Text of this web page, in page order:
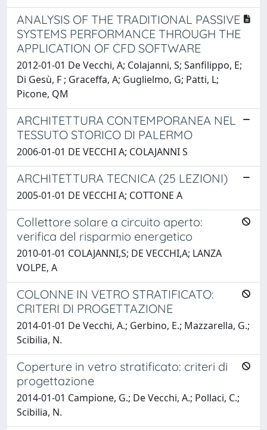
ANALYSIS OF THE TRADITIONAL PASSIVE
SYSTEMS PERFORMANCE THROUGH THE
APPLICATION OF CFD SOFTWARE
2012-01-01 De Vecchi, A; Colajanni, S; Sanfilippo, E;
Di Gesù, F ; Graceffa, A; Guglielmo, G; Patti, L;
Picone, QM
ARCHITETTURA CONTEMPORANEA NEL
TESSUTO STORICO DI PALERMO
2006-01-01 DE VECCHI A; COLAJANNI S
ARCHITETTURA TECNICA (25 LEZIONI)
2005-01-01 DE VECCHI A; COTTONE A
Collettore solare a circuito aperto:
verifica del risparmio energetico
2010-01-01 COLAJANNI,S; DE VECCHI,A; LANZA
VOLPE, A
COLONNE IN VETRO STRATIFICATO:
CRITERI DI PROGETTAZIONE
2014-01-01 De Vecchi, A.; Gerbino, E.; Mazzarella, G.;
Scibilia, N.
Coperture in vetro stratificato: criteri di
progettazione
2014-01-01 Campione, G.; De Vecchi, A.; Pollaci, C.;
Scibilia, N.